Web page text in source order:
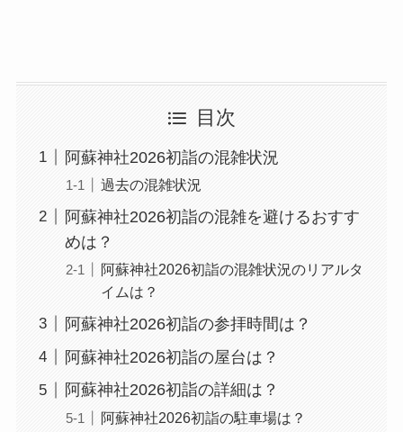
目次
阿蘇神社2026初詣の混雑状況
過去の混雑状況
阿蘇神社2026初詣の混雑を避けるおすす
めは？
阿蘇神社2026初詣の混雑状況のリアルタ
イムは？
阿蘇神社2026初詣の参拝時間は？
阿蘇神社2026初詣の屋台は？
阿蘇神社2026初詣の詳細は？
阿蘇神社2026初詣の駐車場は？